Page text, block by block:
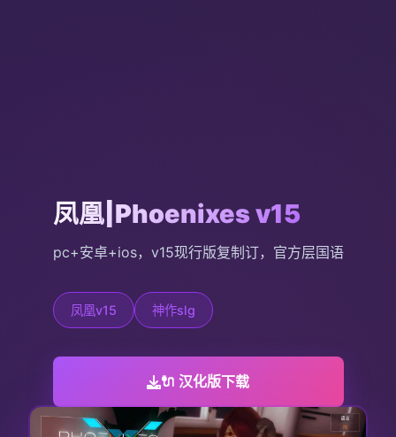
凤凰|Phoenixes v15
pc+安卓+ios，v15现行版复制订，官方层国语
凤凰v15 神作slg
🔌 汉化版下载